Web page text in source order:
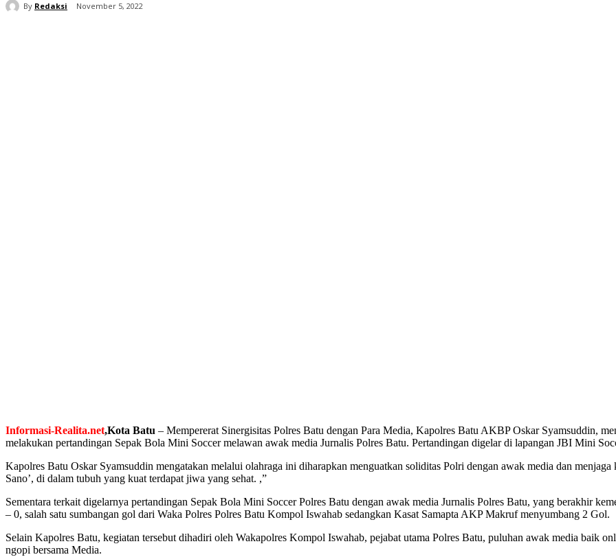
By Redaksi November 5, 2022
Informasi-Realita.net,Kota Batu – Mempererat Sinergisitas Polres Batu dengan Para Media, Kapolres Batu AKBP Oskar Syamsuddin,
melakukan pertandingan Sepak Bola Mini Soccer melawan awak media Jurnalis Polres Batu. Pertandingan digelar di lapangan JBI Mini
Kapolres Batu Oskar Syamsuddin mengatakan melalui olahraga ini diharapkan menguatkan soliditas Polri dengan awak media dan
Sano’, di dalam tubuh yang kuat terdapat jiwa yang sehat. ,”
Sementara terkait digelarnya pertandingan Sepak Bola Mini Soccer Polres Batu dengan awak media Jurnalis Polres Batu, yang berakhir
– 0, salah satu sumbangan gol dari Waka Polres Polres Batu Kompol Iswahab sedangkan Kasat Samapta AKP Makruf menyumbang 2 Gol.
Selain Kapolres Batu, kegiatan tersebut dihadiri oleh Wakapolres Kompol Iswahab, pejabat utama Polres Batu, puluhan awak media baik
ngopi bersama Media.